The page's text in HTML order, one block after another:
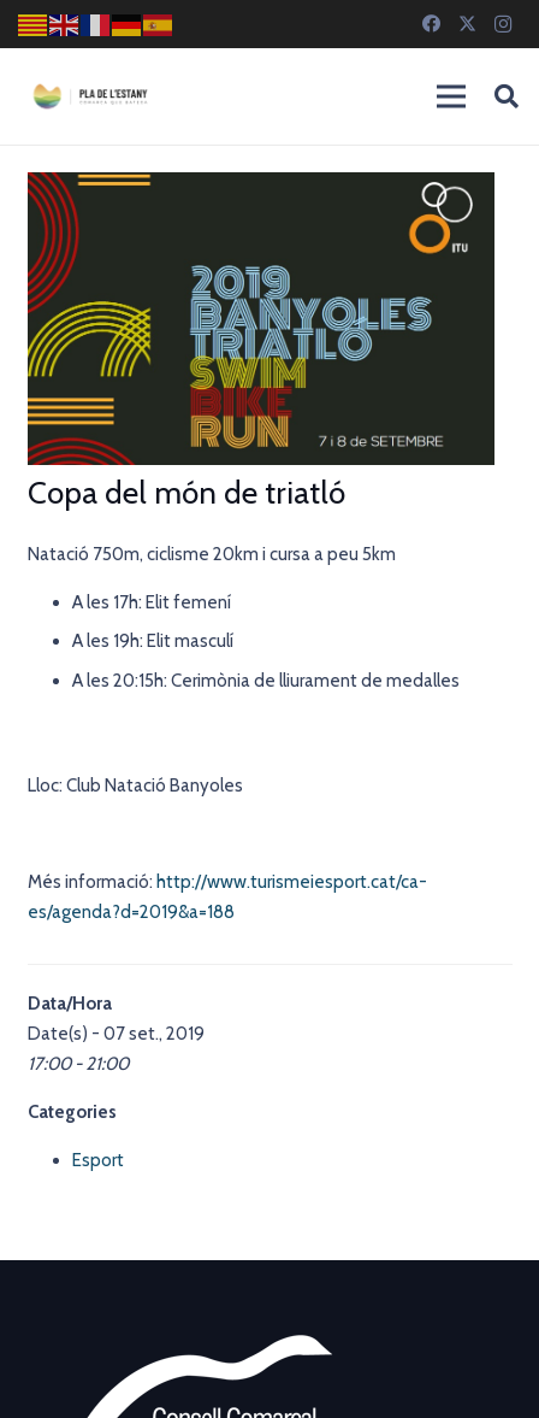
Copa del món de triatló
Natació 750m, ciclisme 20km i cursa a peu 5km
A les 17h: Elit femení
A les 19h: Elit masculí
A les 20:15h: Cerimònia de lliurament de medalles
Lloc: Club Natació Banyoles
Més informació: http://www.turismeiesport.cat/ca-
es/agenda?d=2019&a=188
Data/Hora
Date(s) - 07 set., 2019
17:00 - 21:00
Categories
Esport